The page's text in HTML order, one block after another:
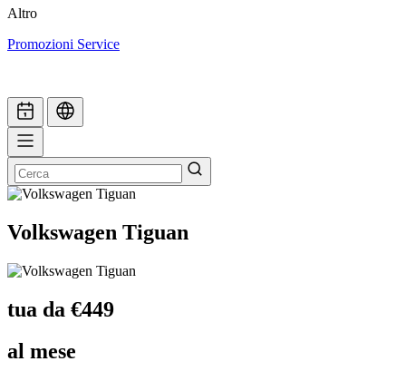
Altro
Promozioni Service
Volkswagen Tiguan
tua da €449
al mese